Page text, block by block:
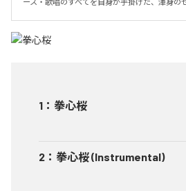
1 ： 拳心桜
2 ： 拳心桜 (Instrumental)